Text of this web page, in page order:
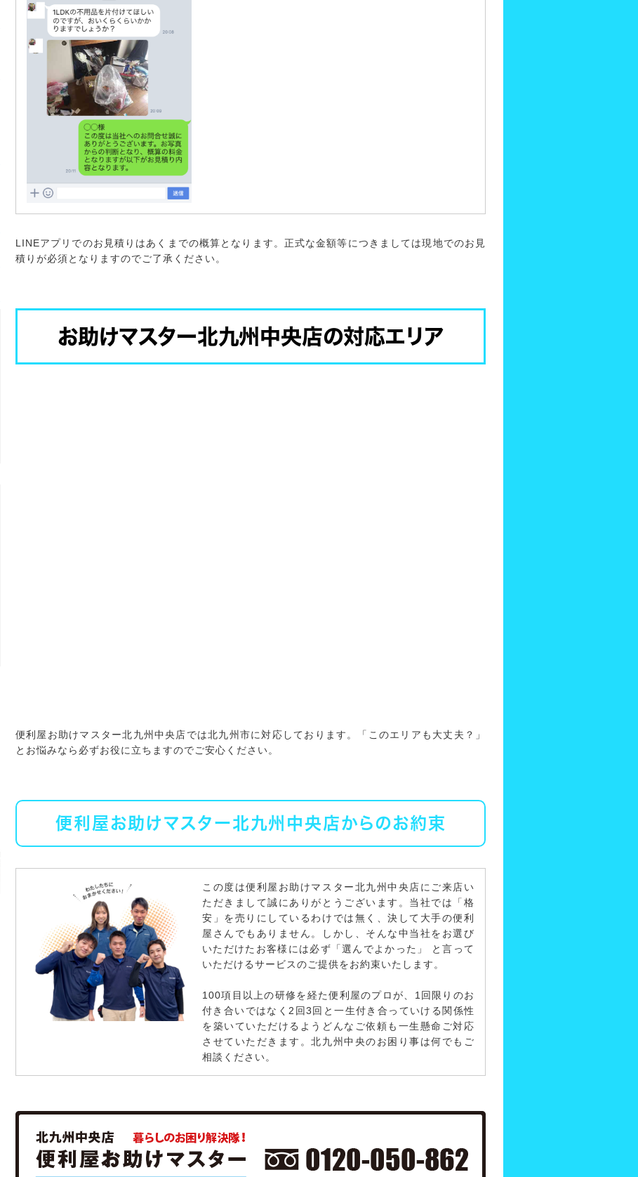
LINEアプリでのお見積りはあくまでの概算となります。正式な金額等につきましては現地でのお見
積りが必須となりますのでご了承ください。
お助けマスター北九州中央店の対応エリア
便利屋お助けマスター北九州中央店では北九州市に対応しております。「このエリアも大丈夫？」
とお悩みなら必ずお役に立ちますのでご安心ください。
便利屋お助けマスター北九州中央店からのお約束
この度は便利屋お助けマスター北九州中央店にご来店い
ただきまして誠にありがとうございます。当社では「格
安」を売りにしているわけでは無く、決して大手の便利
屋さんでもありません。しかし、そんな中当社をお選び
いただけたお客様には必ず「選んでよかった」 と言って
いただけるサービスのご提供をお約束いたします。
100項目以上の研修を経た便利屋のプロが、1回限りのお
付き合いではなく2回3回と一生付き合っていける関係性
を築いていただけるようどんなご依頼も一生懸命ご対応
させていただきます。北九州中央のお困り事は何でもご
相談ください。